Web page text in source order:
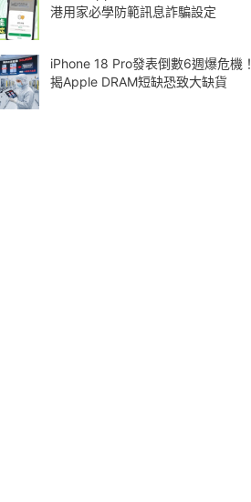
港用家必學防範訊息詐騙設定
iPhone 18 Pro發表倒數6週爆危機！
揭Apple DRAM短缺恐致大缺貨